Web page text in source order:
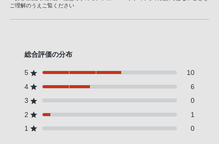
ご理解のうえご覧ください
総合評価の分布
5
10
4
6
3
0
2
1
1
0